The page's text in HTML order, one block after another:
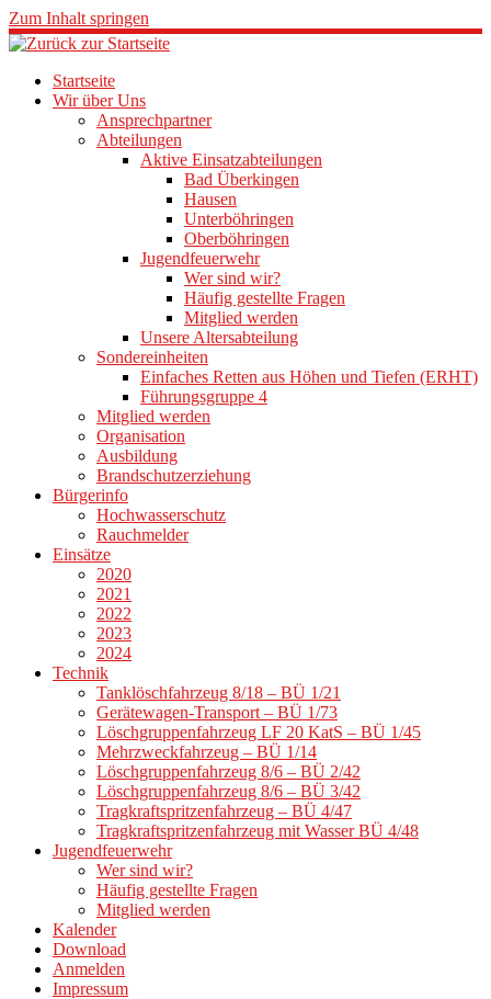
Zum Inhalt springen
Startseite
Wir über Uns
Ansprechpartner
Abteilungen
Aktive Einsatzabteilungen
Bad Überkingen
Hausen
Unterböhringen
Oberböhringen
Jugendfeuerwehr
Wer sind wir?
Häufig gestellte Fragen
Mitglied werden
Unsere Altersabteilung
Sondereinheiten
Einfaches Retten aus Höhen und Tiefen (ERHT)
Führungsgruppe 4
Mitglied werden
Organisation
Ausbildung
Brandschutzerziehung
Bürgerinfo
Hochwasserschutz
Rauchmelder
Einsätze
2020
2021
2022
2023
2024
Technik
Tanklöschfahrzeug 8/18 – BÜ 1/21
Gerätewagen-Transport – BÜ 1/73
Löschgruppenfahrzeug LF 20 KatS – BÜ 1/45
Mehrzweckfahrzeug – BÜ 1/14
Löschgruppenfahrzeug 8/6 – BÜ 2/42
Löschgruppenfahrzeug 8/6 – BÜ 3/42
Tragkraftspritzenfahrzeug – BÜ 4/47
Tragkraftspritzenfahrzeug mit Wasser BÜ 4/48
Jugendfeuerwehr
Wer sind wir?
Häufig gestellte Fragen
Mitglied werden
Kalender
Download
Anmelden
Impressum